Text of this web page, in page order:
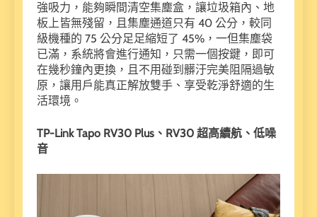
強吸力，能夠瞬間清空集塵盒，讓垃圾箱內、地
板上皆無殘留，且集塵通道只有 40 公分，較同
級機種的 75 公分足足縮短了 45%，一但集塵袋
已滿，系統將會進行通知，只需一個按鍵，即可
在幾秒鐘內更換，且不用碰到髒汙完美阻隔過敏
原，讓用戶能真正解放雙手、享受乾淨舒適的生
活環境。
TP-Link Tapo RV30 Plus 、RV30 超高續航、低噪
音